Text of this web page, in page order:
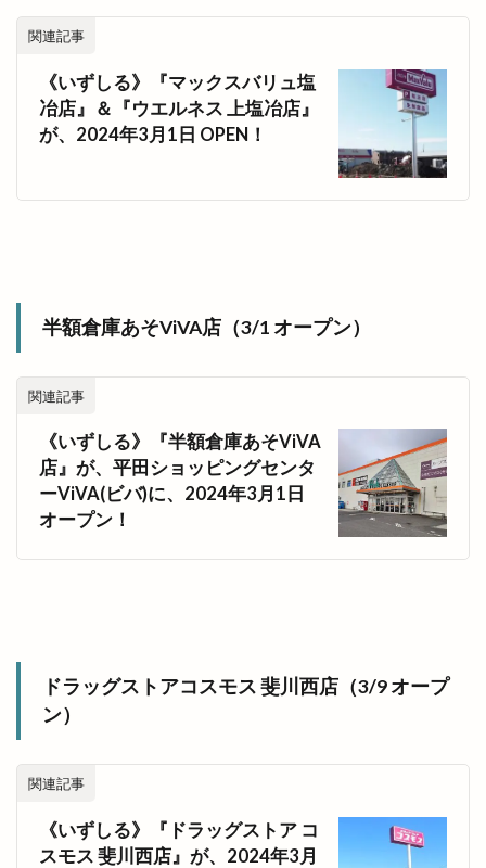
関連記事
《いずしる》『マックスバリュ塩
冶店』＆『ウエルネス 上塩冶店』
が、2024年3月1日 OPEN！
半額倉庫あそViVA店（3/1 オープン）
関連記事
《いずしる》『半額倉庫あそViVA
店』が、平田ショッピングセンタ
ーViVA(ビバ)に、2024年3月1日
オープン！
ドラッグストアコスモス 斐川西店（3/9 オープ
ン）
関連記事
《いずしる》『ドラッグストア コ
スモス 斐川西店』が、2024年3月